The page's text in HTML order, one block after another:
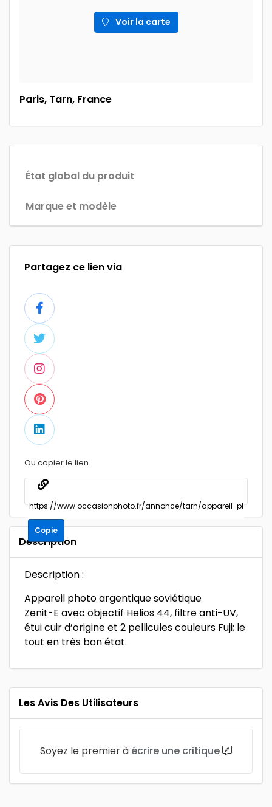
Voir la carte
Paris, Tarn, France
État global du produit
Marque et modèle
Partagez ce lien via
Ou copier le lien
Copie
Description
Description :
Appareil photo argentique soviétique
Zenit-E avec objectif Helios 44, filtre anti-UV,
étui cuir d’origine et 2 pellicules couleurs Fuji; le
tout en très bon état.
Les Avis Des Utilisateurs
Soyez le premier à écrire une critique